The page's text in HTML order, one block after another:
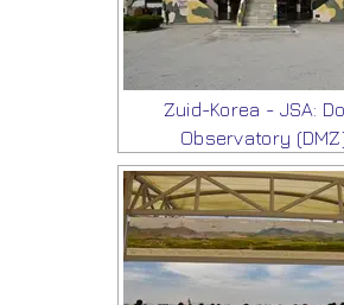
Zuid-Korea - JSA:
Observatory